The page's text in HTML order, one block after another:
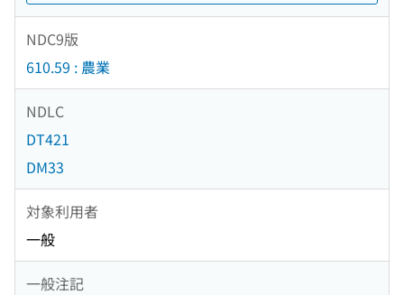
NDC9版
610.59 : 農業
NDLC
DT421
DM33
対象利用者
一般
一般注記